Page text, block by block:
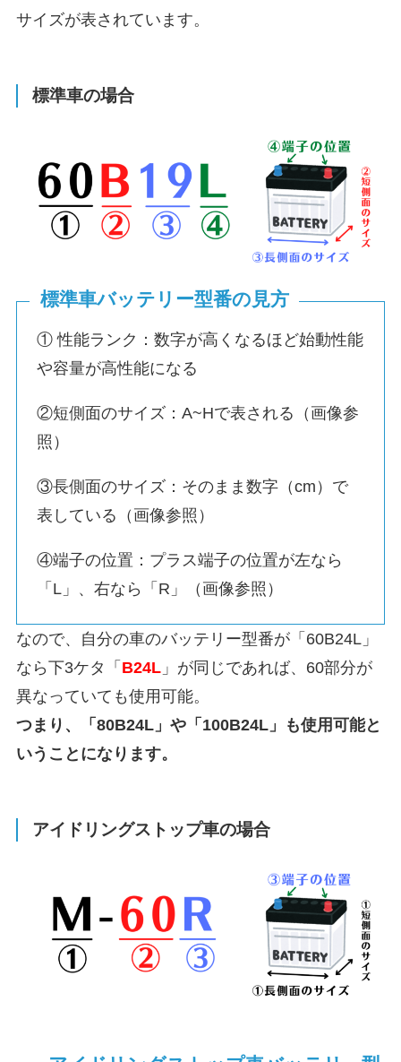
サイズが表されています。
標準車の場合
標準車バッテリー型番の見方
① 性能ランク：数字が高くなるほど始動性能
や容量が高性能になる
②短側面のサイズ：A~Hで表される（画像参
照）
③長側面のサイズ：そのまま数字（cm）で
表している（画像参照）
④端子の位置：プラス端子の位置が左なら
「L」、右なら「R」（画像参照）
なので、自分の車のバッテリー型番が「60B24L」
なら下3ケタ「 B24L」が同じであれば、60部分が
異なっていても使用可能。
つまり、「80B24L」や「100B24L」も使用可能と
いうことになります。
アイドリングストップ車の場合